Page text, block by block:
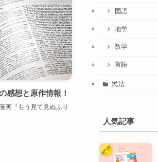
感想と原作情報！
画『もう見て見ぬふり
国語
地学
数学
言語
民法
人気記事